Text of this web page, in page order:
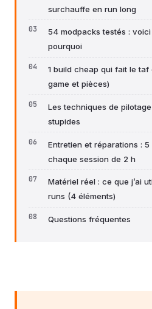
surchauffe en run long
54 modpacks testés :
pourquoi
1 build cheap qui fait le
game et pièces)
Les techniques de
stupides
Entretien et réparations :
chaque session de 2 h
Matériel réel : ce que j’ai
runs (4 éléments)
Questions fréquentes